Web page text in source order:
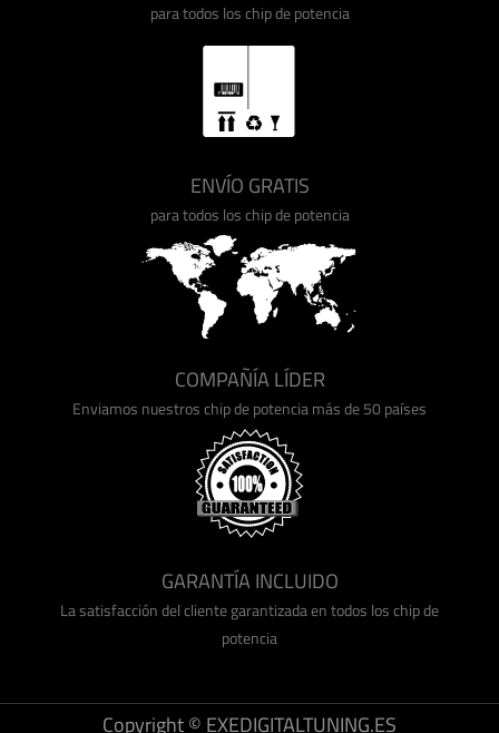
para todos los chip de potencia
ENVÍO GRATIS
para todos los chip de potencia
COMPAÑÍA LÍDER
Enviamos nuestros chip de potencia más de 50 países
GARANTÍA INCLUIDO
La satisfacción del cliente garantizada en todos los chip de
potencia
Copyright © EXEDIGITALTUNING.ES